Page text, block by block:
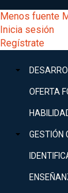
al
contenido
principal
Menos fuente
Inicia sesión
Regístrate
OFERTA
GESTIÓN
Buscar
DESARROLLO
Expand
GESTIÓN
Expand
COMUNIDAD
Expand
EXPLORACIÓN